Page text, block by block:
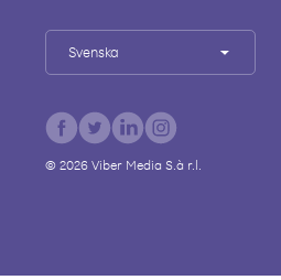
Svenska
© 2026Viber Media S.à r.l.